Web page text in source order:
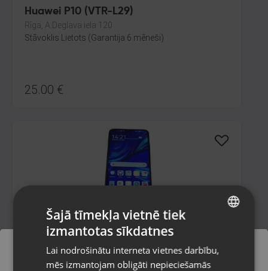
Huawei P10 (VTR-L29)
Rīga, A.Deglava iela 120
Stāvoklis Lietots (Garantija 6 mēneši)
25.00 €
Huawei P Smart 2019 (POT-LX1) 64GB
Ogre, Skolas iela 4
Stāvoklis Lietots (Garantija 6 mēneši)
RUSSIAN
Šajā tīmekļa vietnē tiek
izmantotas sīkdatnes
Lai nodrošinātu interneta vietnes darbību,
mēs izmantojam obligāti nepieciešamās